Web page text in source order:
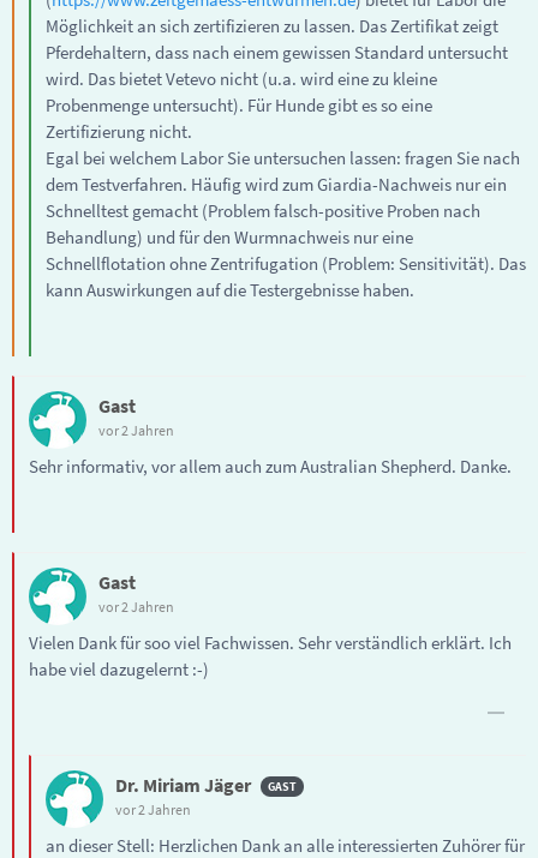
Möglichkeit an sich zertifizieren zu lassen. Das Zertifikat zeigt
Pferdehaltern, dass nach einem gewissen Standard untersucht
wird. Das bietet Vetevo nicht (u.a. wird eine zu kleine
Probenmenge untersucht). Für Hunde gibt es so eine
Zertifizierung nicht.
Egal bei welchem Labor Sie untersuchen lassen: fragen Sie nach
dem Testverfahren. Häufig wird zum Giardia-Nachweis nur ein
Schnelltest gemacht (Problem falsch-positive Proben nach
Behandlung) und für den Wurmnachweis nur eine
Schnellflotation ohne Zentrifugation (Problem: Sensitivität). Das
kann Auswirkungen auf die Testergebnisse haben.
Gast
vor 2 Jahren
Sehr informativ, vor allem auch zum Australian Shepherd. Danke.
Gast
vor 2 Jahren
Vielen Dank für soo viel Fachwissen. Sehr verständlich erklärt. Ich
habe viel dazugelernt :-)
Dr. Miriam Jäger
vor 2 Jahren
an dieser Stell: Herzlichen Dank an alle interessierten Zuhörer für